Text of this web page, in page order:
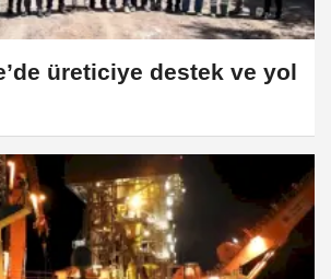
üreticiye destek ve yol